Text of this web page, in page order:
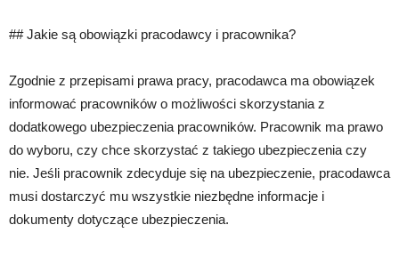
## Jakie są obowiązki pracodawcy i pracownika?
Zgodnie z przepisami prawa pracy, pracodawca ma obowiązek
informować pracowników o możliwości skorzystania z
dodatkowego ubezpieczenia pracowników. Pracownik ma prawo
do wyboru, czy chce skorzystać z takiego ubezpieczenia czy
nie. Jeśli pracownik zdecyduje się na ubezpieczenie, pracodawca
musi dostarczyć mu wszystkie niezbędne informacje i
dokumenty dotyczące ubezpieczenia.